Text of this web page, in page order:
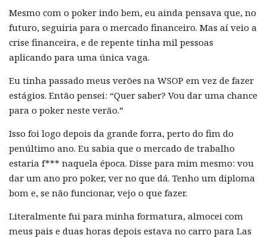
Mesmo com o poker indo bem, eu ainda pensava que, no
futuro, seguiria para o mercado financeiro. Mas aí veio a
crise financeira, e de repente tinha mil pessoas
aplicando para uma única vaga.
Eu tinha passado meus verões na WSOP em vez de fazer
estágios. Então pensei: “Quer saber? Vou dar uma chance
para o poker neste verão.”
Isso foi logo depois da grande forra, perto do fim do
penúltimo ano. Eu sabia que o mercado de trabalho
estaria f*** naquela época. Disse para mim mesmo: vou
dar um ano pro poker, ver no que dá. Tenho um diploma
bom e, se não funcionar, vejo o que fazer.
Literalmente fui para minha formatura, almocei com
meus pais e duas horas depois estava no carro para Las